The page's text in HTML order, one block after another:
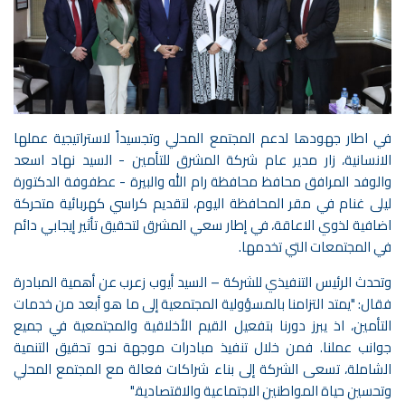
في اطار جهودها لدعم المجتمع المحلي وتجسيداً لاستراتيجية عملها
الانسانية، زار مدير عام شركة المشرق للتأمين - السيد نهاد اسعد
والوفد المرافق محافظ محافظة رام الله والبيرة - عطفوفة الدكتورة
ليلى غنام في مقر المحافظة اليوم، لتقديم كراسي كهربائية متحركة
اضافية لذوي الاعاقة، في إطار سعي المشرق لتحقيق تأثير إيجابي دائم
في المجتمعات التي تخدمها.
وتحدث الرئيس التنفيذي للشركة – السيد أيوب زعرب عن أهمية المبادرة
فقال: "يمتد التزامنا بالمسؤولية المجتمعية إلى ما هو أبعد من خدمات
التأمين، اذ يبرز دورنا بتفعيل القيم الأخلاقية والمجتمعية في جميع
جوانب عملنا. فمن خلال تنفيذ مبادرات موجهة نحو تحقيق التنمية
الشاملة، تسعى الشركة إلى بناء شراكات فعالة مع المجتمع المحلي
وتحسين حياة المواطنين الاجتماعية والاقتصادية."